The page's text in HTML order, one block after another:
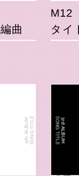
曲
M12
タイ